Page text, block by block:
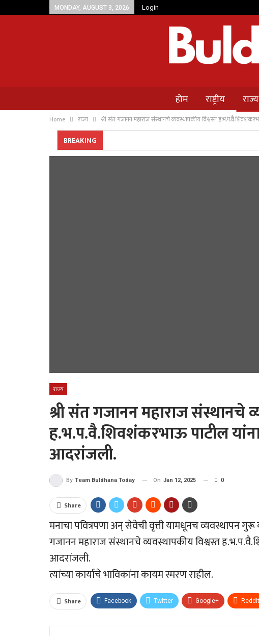
MONDAY, AUGUST 3, 2026 Login
होम राष्ट्रीय राज्य
Home राज्य श्री संत गजानन महाराज संस्थानचे व्यवस्थापकीय विश्वस्त
BREAKING
राज्य
श्री संत गजानन महाराज संस्थानचे
ह.भ.प.वै.शिवशंकरभाऊ पाटील यांना
आदरांजली.
By Team Buldhana Today On Jan 12, 2025 0
Share
मनाचा पवित्रपणा अन्‌ सेवेची वृत्ती यामधूनच व्यवस्थापन
गजानन महाराज संस्थानचे व्यवस्थापकीय विश्वस्त
आदरांजली.
त्यांच्या कार्याचे भाविकांना कायम स्मरण राहील.
Share Facebook Twitter Google+ ReddIt